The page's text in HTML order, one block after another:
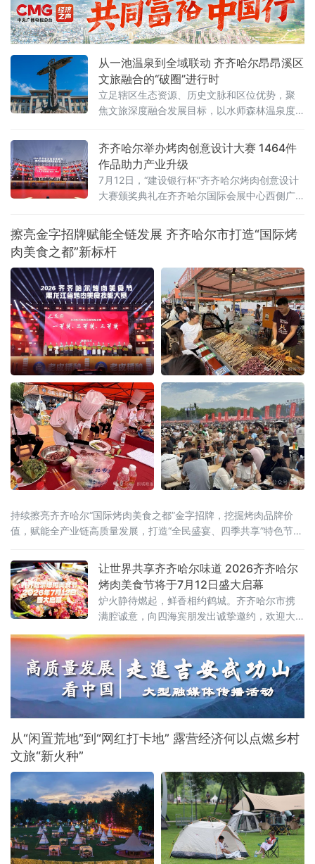
明口码头下水，个人抢渡长江挑战赛至汉阳南
岸嘴起水，全程游程约1800米，经过十
从一池温泉到全域联动 齐齐哈尔昂昂溪区
文旅融合的“破圈”进行时
立足辖区生态资源、历史文脉和区位优势，聚
焦文旅深度融合发展目标，以水师森林温泉度
赛事、涉外交流、历史街区、文物遗址多元文
旅资源，破除单点运营、季节受限、业态分散
发展瓶颈，探索特色化、全季节、全域化文旅
融合发展新路径，推动辖区文旅产业从单点景
区提质向全域业态联动升级，激活区域文
齐齐哈尔举办烤肉创意设计大赛 1464件
作品助力产业升级
7月12日，“建设银行杯”齐齐哈尔烤肉创意设计
大赛颁奖典礼在齐齐哈尔国际会展中心西侧广
共收到有效参赛作品1464件，旨在通过创意设
计赋能烤肉产业，推动本土品牌提质升级。地
方有关部门负责人、高校师生、设计从业者、
餐饮企业代表及媒体记者参加典礼，共同见证
优秀设计作品颁奖，并围绕创意成果的产业转
化展开交
擦亮金字招牌赋能全链发展 齐齐哈尔市打造“国际烤
肉美食之都”新标杆
持续擦亮齐齐哈尔“国际烤肉美食之都”金字招牌，挖掘烤肉品牌价
值，赋能全产业链高质量发展，打造“全民盛宴、四季共享”特色节庆
让世界共享齐齐哈尔味道 2026齐齐哈尔
烤肉美食节将于7月12日盛大启幕
炉火静待燃起，鲜香相约鹤城。齐齐哈尔市携
满腔诚意，向四海宾朋发出诚挚邀约，欢迎大
地道齐市烤肉，感受这座城市独有的市井韵味
与待客温情。
从“闲置荒地”到“网红打卡地” 露营经济何以点燃乡村
文旅“新火种”